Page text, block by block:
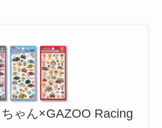
ちゃん×GAZOO Racing